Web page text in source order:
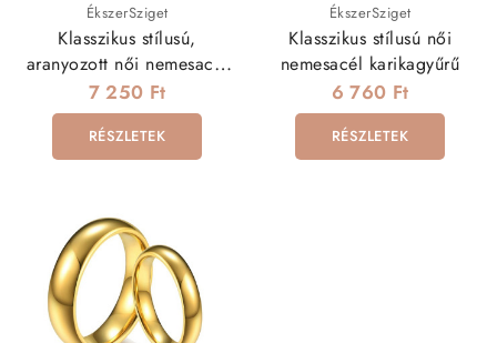
ÉkszerSziget
Klasszikus stílusú,
aranyozott női nemesacél
karikagyűrű cirkóniával
7 250 Ft
RÉSZLETEK
ÉkszerSziget
Klasszikus stílusú női
nemesacél karikagyűrű
6 760 Ft
RÉSZLETEK